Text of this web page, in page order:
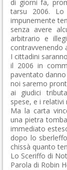
di giorni fa,
tarsu 2006.
impunemente
senza avere
arbitrario e
contravvenendo
I cittadini
il 2006 in
paventato
noi saremo
ai giudici
spese, e i relativi
Ma la carta
una pietra
immediato
dopo lo
chissà quanto
Lo Sceriffo di
Parola di Robin